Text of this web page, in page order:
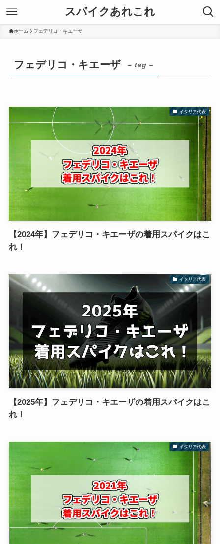
スパイクあれこれ
ホーム フェデリコ・キエーザ
フェデリコ・キエーザ – tag –
イタリア代表
【2024年】フェデリコ・キエーザの着用スパイクはこ
れ！
イタリア代表
【2025年】フェデリコ・キエーザの着用スパイクはこ
れ！
イタリア代表